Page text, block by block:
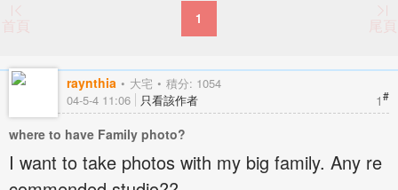
首頁 1 尾頁
raynthia 大宅 積分: 1054
1#
04-5-4 11:06 只看該作者
where to have Family photo?
I want to take photos with my big family. Any re